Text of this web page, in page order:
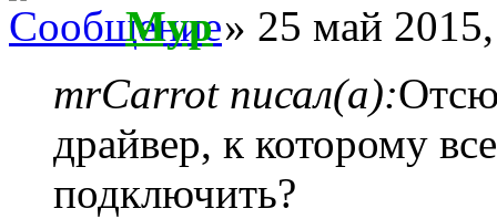
Myp» 25 май
mrCarrot писал(а):
драйвер, к которому
подключить?